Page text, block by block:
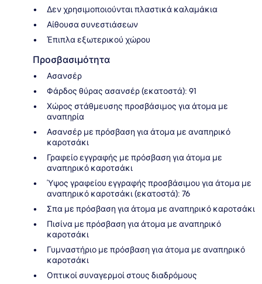
Δεν χρησιμοποιούνται πλαστικά καλαμάκια
Αίθουσα συνεστιάσεων
Έπιπλα εξωτερικού χώρου
Προσβασιμότητα
Ασανσέρ
Φάρδος θύρας ασανσέρ (εκατοστά): 91
Χώρος στάθμευσης προσβάσιμος για άτομα με
αναπηρία
Ασανσέρ με πρόσβαση για άτομα με αναπηρικό
καροτσάκι
Γραφείο εγγραφής με πρόσβαση για άτομα με
αναπηρικό καροτσάκι
Ύψος γραφείου εγγραφής προσβάσιμου για άτομα με
αναπηρικό καροτσάκι (εκατοστά): 76
Σπα με πρόσβαση για άτομα με αναπηρικό καροτσάκι
Πισίνα με πρόσβαση για άτομα με αναπηρικό
καροτσάκι
Γυμναστήριο με πρόσβαση για άτομα με αναπηρικό
καροτσάκι
Οπτικοί συναγερμοί στους διαδρόμους